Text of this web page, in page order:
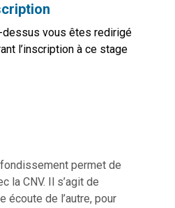
dessus vous êtes redirigé
l’inscription à ce stage
permet de
la CNV. Il s’agit de
écoute de l’autre, pour